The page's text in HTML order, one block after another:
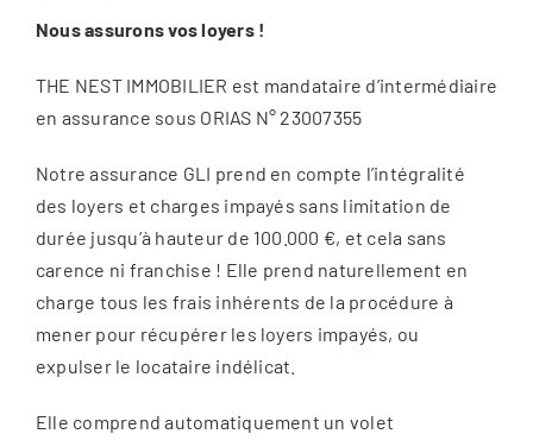
Nous assurons vos loyers !
THE NEST IMMOBILIER est mandataire d’intermédiaire
en assurance sous ORIAS N° 23007355
Notre assurance GLI prend en compte l’intégralité
des loyers et charges impayés sans limitation de
durée jusqu’à hauteur de 100.000 €, et cela sans
carence ni franchise ! Elle prend naturellement en
charge tous les frais inhérents de la procédure à
mener pour récupérer les loyers impayés, ou
expulser le locataire indélicat.
Elle comprend automatiquement un volet